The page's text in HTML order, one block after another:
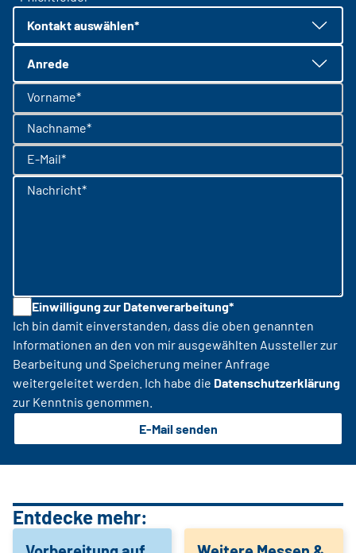
Kontakt auswählen*
Anrede
Vorname*
Nachname*
E-Mail*
Nachricht*
Einwilligung zur Datenverarbeitung*
Ich bin damit einverstanden, dass die oben genannten
Informationen an den von mir ausgewählten Aussteller zur
Bearbeitung und Speicherung meiner Anfrage
weitergeleitet werden. Ich habe die Datenschutzerklärung
zur Kenntnis genommen.
E-Mail senden
Entdecke mehr: